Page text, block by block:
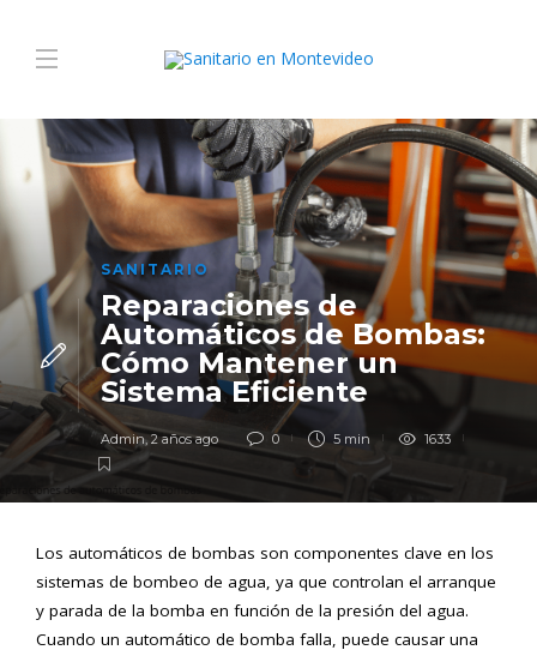
SANITARIO
Reparaciones de
Automáticos de Bombas:
Cómo Mantener un
Sistema Eficiente
Admin,2 años ago 0 5 min 1633
Los automáticos de bombas son componentes clave en los
sistemas de bombeo de agua, ya que controlan el arranque
y parada de la bomba en función de la presión del agua.
Cuando un automático de bomba falla, puede causar una